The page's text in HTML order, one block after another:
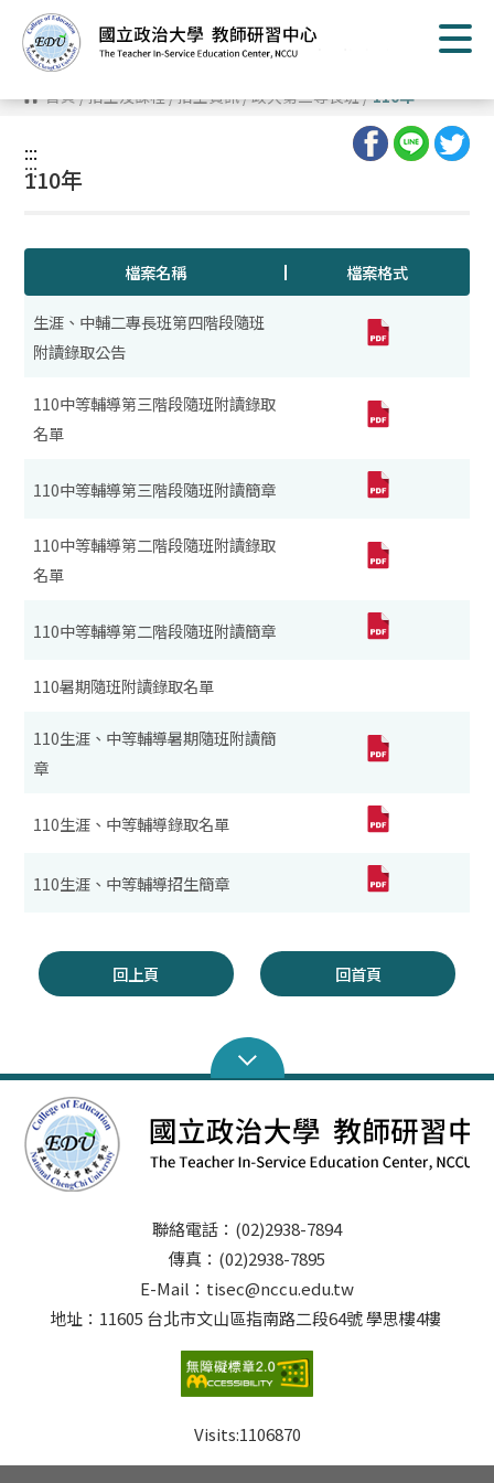
到
主
要
容 首頁/招生及課程/招生資訊/政大第二專長班/110年
:::
:::
110年
檔案名稱 檔案格式
生涯、中輔二專長班第四階段隨班
附讀錄取公告
110中等輔導第三階段隨班附讀錄取
名單
110中等輔導第三階段隨班附讀簡章
110中等輔導第二階段隨班附讀錄取
名單
110中等輔導第二階段隨班附讀簡章
110暑期隨班附讀錄取名單
110生涯、中等輔導暑期隨班附讀簡
章
110生涯、中等輔導錄取名單
110生涯、中等輔導招生簡章
回上頁 回首頁
聯絡電話：(02)2938-7894
傳真：(02)2938-7895
E-Mail：tisec@nccu.edu.tw
地址：11605 台北市文山區指南路二段64號 學思樓4樓
Visits:1106870